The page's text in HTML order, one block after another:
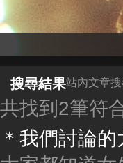
搜尋結果站內文章搜
共找到2筆符
＊我們討論的